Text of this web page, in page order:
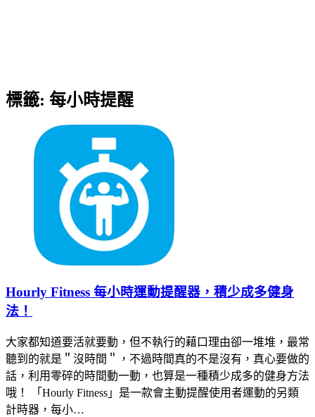
標籤: 每小時提醒
Hourly Fitness 每小時運動提醒器，積少成多健身
法！
大家都知道要活就要動，但不執行的藉口理由卻一堆堆，最常
聽到的就是＂沒時間＂，不過時間真的不是沒有，真心要做的
話，利用零碎的時間動一動，也算是一種積少成多的健身方法
哦！ 「Hourly Fitness」是一款會主動提醒使用者運動的另類
計時器，每小…